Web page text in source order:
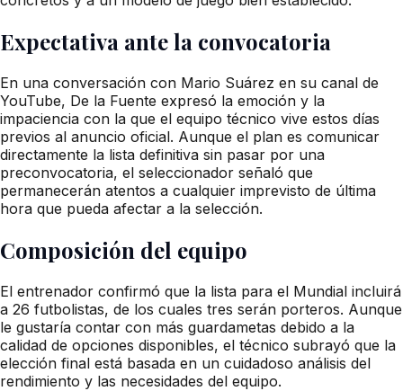
Expectativa ante la convocatoria
En una conversación con Mario Suárez en su canal de
YouTube, De la Fuente expresó la emoción y la
impaciencia con la que el equipo técnico vive estos días
previos al anuncio oficial. Aunque el plan es comunicar
directamente la lista definitiva sin pasar por una
preconvocatoria, el seleccionador señaló que
permanecerán atentos a cualquier imprevisto de última
hora que pueda afectar a la selección.
Composición del equipo
El entrenador confirmó que la lista para el Mundial incluirá
a 26 futbolistas, de los cuales tres serán porteros. Aunque
le gustaría contar con más guardametas debido a la
calidad de opciones disponibles, el técnico subrayó que la
elección final está basada en un cuidadoso análisis del
rendimiento y las necesidades del equipo.